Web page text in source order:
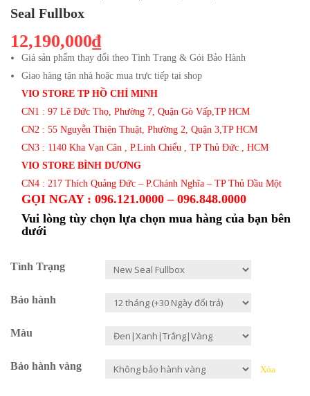
Seal Fullbox
12,190,000₫
Giá sản phẩm thay đổi theo Tình Trạng & Gói Bảo Hành
Giao hàng tận nhà hoặc mua trực tiếp tại shop
VIO STORE TP HỒ CHÍ MINH
CN1 : 97 Lê Đức Thọ, Phường 7, Quận Gò Vấp,TP HCM
CN2 : 55 Nguyễn Thiện Thuật, Phường 2, Quận 3,TP HCM
CN3 : 1140 Kha Vạn Cân , P.Linh Chiểu , TP Thủ Đức , HCM
VIO STORE BÌNH DƯƠNG
CN4 : 217 Thích Quảng Đức – P.Chánh Nghĩa – TP Thủ Dầu Một
GỌI NGAY : 096.121.0000 – 096.848.0000
Vui lòng tùy chọn lựa chọn mua hàng của bạn bên
dưới
Tình Trạng
Bảo hành
Màu
Bảo hành vàng Xóa